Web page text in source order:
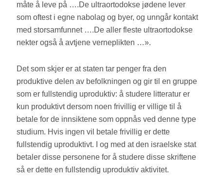
måte å leve på ….De ultraortodokse jødene lever
som oftest i egne nabolag og byer, og unngår kontakt
med storsamfunnet ….De aller fleste ultraortodokse
nekter også å avtjene verneplikten …».
Det som skjer er at staten tar penger fra den
produktive delen av befolkningen og gir til en gruppe
som er fullstendig uproduktiv: å studere litteratur er
kun produktivt dersom noen frivillig er villige til å
betale for de innsiktene som oppnås ved denne type
studium. Hvis ingen vil betale frivillig er dette
fullstendig uproduktivt. I og med at den israelske stat
betaler disse personene for å studere disse skriftene
så er dette en fullstendig uproduktiv aktivitet.